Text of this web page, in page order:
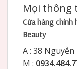
Mọi thông
Cửa hàng chính
Beauty
A : 38
M :